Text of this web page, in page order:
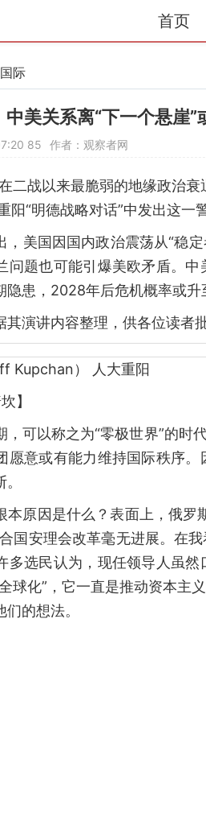
首页
国际
中美关系离“下一个悬崖”
85 作者：观察者网
二战以来最脆弱的地缘政治
阳“明德战略对话”中发出这一
，美国因国内政治震荡从“稳
问题也可能引爆美欧矛盾。
隐患，2028年后危机概率或升
演讲内容整理，供各位读者
Kupchan） 人大重阳
】
，可以称之为“零极世界”的时
愿意或有能力维持国际秩序
本原因是什么？表面上，俄
国安理会改革毫无进展。在
多选民认为，现任领导人虽
球化”，它一直是推动资本主
的想法。